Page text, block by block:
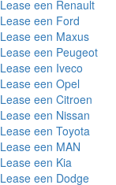
Lease een Renault
Lease een Ford
Lease een Maxus
Lease een Peugeot
Lease een Iveco
Lease een Opel
Lease een Citroen
Lease een Nissan
Lease een Toyota
Lease een MAN
Lease een Kia
Lease een Dodge